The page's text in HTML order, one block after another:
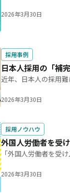
資格によって異なりま
2026年3月30日
採用事例
日本人採用の「補
近年、日本人の採用
ほど前から首都圏を
のが株式会社APパート
2026年3月30日
採用ノウハウ
外国人労働者を受
「外国人労働者を受
を雇用すると、近年
が期待できます。 外国
2026年3月30日